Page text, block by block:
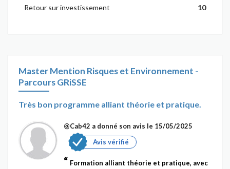
Retour sur investissement
10
Master Mention Risques et Environnement -
Parcours GRiSSE
Très bon programme alliant théorie et pratique.
@Cab42 a donné son avis le 15/05/2025
Avis vérifié
Formation alliant théorie et pratique, avec